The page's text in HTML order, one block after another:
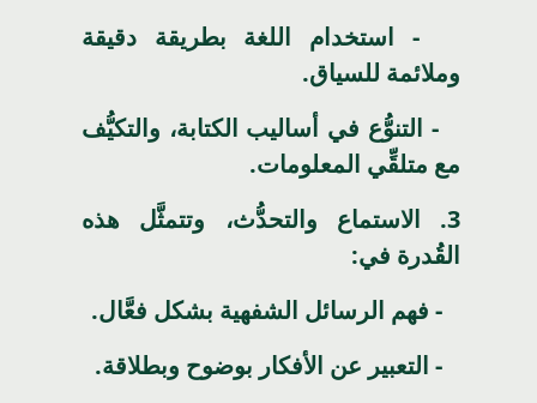
- استخدام اللغة بطريقة دقيقة
وملائمة للسياق.
- التنوُّع في أساليب الكتابة، والتكيُّف
مع متلقِّي المعلومات.
3.
الاستماع والتحدُّث، وتتمثَّل هذه
القُدرة في:
- فهم الرسائل الشفهية بشكل فعَّال.
- التعبير عن الأفكار بوضوح وبطلاقة.